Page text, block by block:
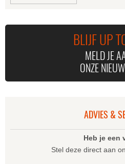
GEISTLICHE
DANIEL
BLIJF UP
MELD JE
ONZE
ADVIES &
Heb je een
Stel deze direct aan